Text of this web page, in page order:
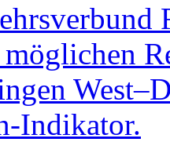
Indikator.